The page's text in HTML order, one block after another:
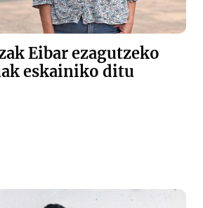
Eibar ezagutzeko
eskainiko ditu